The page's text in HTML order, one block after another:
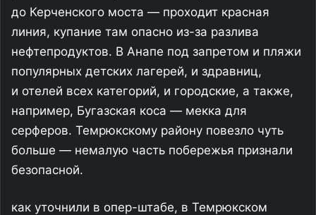
до Керченского моста — проходит красная
линия, купание там опасно из-за разлива
нефтепродуктов. В Анапе под запретом и пляжи
популярных детских лагерей, и здравниц,
и отелей всех категорий, и городские, а также,
например, Бугазская коса — мекка для
серферов. Темрюкскому району повезло чуть
больше — немалую часть побережья признали
безопасной.
как уточнили в опер-штабе, в Темрюкском